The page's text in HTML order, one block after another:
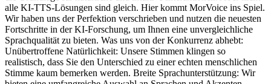
alle KI-TTS-Lösungen sind gleich. Hier kommt MorVoice ins Spiel.
Wir haben uns der Perfektion verschrieben und nutzen die neuesten
Fortschritte in der KI-Forschung, um Ihnen eine unvergleichliche
Sprachqualität zu bieten. Was uns von der Konkurrenz abhebt:
Unübertroffene Natürlichkeit: Unsere Stimmen klingen so
realistisch, dass Sie den Unterschied zu einer echten menschlichen
Stimme kaum bemerken werden. Breite Sprachunterstützung: Wir